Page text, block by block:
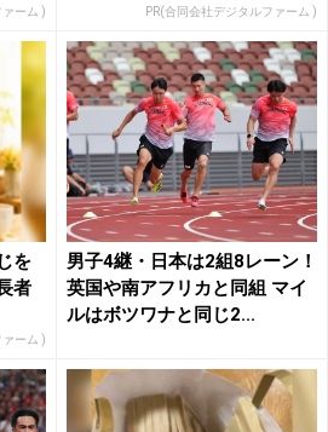
ーム ) PR(合同会社デジタルファーム )
を
者
ーム )
男子4継・日本は2組8レーン！
英国や南アフリカと同組 マイ
ルはボツワナと同じ2...